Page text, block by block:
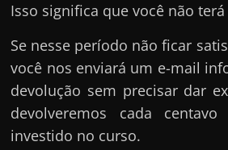
Isso significa que você não
Se nesse período não ficar
você nos enviará um e-mail
devolução sem precisar dar
devolveremos cada
investido no curso.